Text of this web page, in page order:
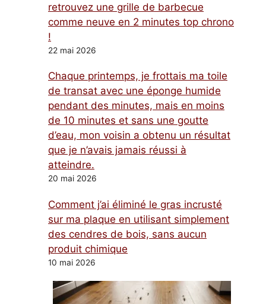
retrouvez une grille de barbecue
comme neuve en 2 minutes top chrono
!
22 mai 2026
Chaque printemps, je frottais ma toile
de transat avec une éponge humide
pendant des minutes, mais en moins
de 10 minutes et sans une goutte
d’eau, mon voisin a obtenu un résultat
que je n’avais jamais réussi à
atteindre.
20 mai 2026
Comment j’ai éliminé le gras incrusté
sur ma plaque en utilisant simplement
des cendres de bois, sans aucun
produit chimique
10 mai 2026